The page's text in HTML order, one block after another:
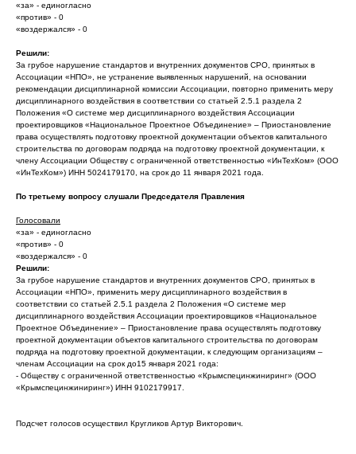
«за» - единогласно
«против» - 0
«воздержался» - 0
Решили:
За грубое нарушение стандартов и внутренних документов СРО, принятых в
Ассоциации «НПО», не устранение выявленных нарушений, на основании
рекомендации дисциплинарной комиссии Ассоциации, повторно применить меру
дисциплинарного воздействия в соответствии со статьей 2.5.1 раздела 2
Положения «О системе мер дисциплинарного воздействия Ассоциации
проектировщиков «Национальное Проектное Объединение» – Приостановление
права осуществлять подготовку проектной документации объектов капитального
строительства по договорам подряда на подготовку проектной документации, к
члену Ассоциации Обществу с ограниченной ответственностью «ИнТехКом» (ООО
«ИнТехКом») ИНН 5024179170, на срок до 11 января 2021 года.
По третьему вопросу слушали Председателя Правления
Голосовали
«за» - единогласно
«против» - 0
«воздержался» - 0
Решили:
За грубое нарушение стандартов и внутренних документов СРО, принятых в
Ассоциации «НПО», применить меру дисциплинарного воздействия в
соответствии со статьей 2.5.1 раздела 2 Положения «О системе мер
дисциплинарного воздействия Ассоциации проектировщиков «Национальное
Проектное Объединение» – Приостановление права осуществлять подготовку
проектной документации объектов капитального строительства по договорам
подряда на подготовку проектной документации, к следующим организациям –
членам Ассоциации на срок до15 января 2021 года:
- Обществу с ограниченной ответственностью «Крымспецинжиниринг» (ООО
«Крымспецинжиниринг») ИНН 9102179917.
Подсчет голосов осуществил Кругликов Артур Викторович.